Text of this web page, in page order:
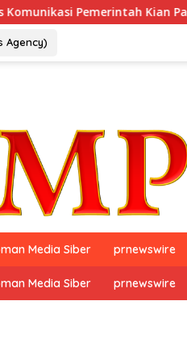
Kian Parah?
Agency)
Media Siber prnewswire
Media Siber prnewswire